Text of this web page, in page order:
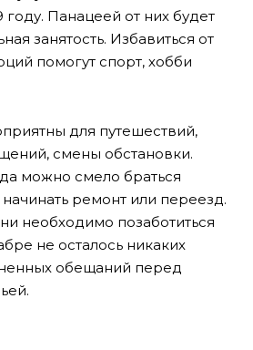
Панацеей от них будет
занятость. Избавиться от
помогут спорт, хобби
для путешествий,
смены обстановки.
можно смело браться
ремонт или переезд.
необходимо позаботиться
не осталось никаких
обещаний перед